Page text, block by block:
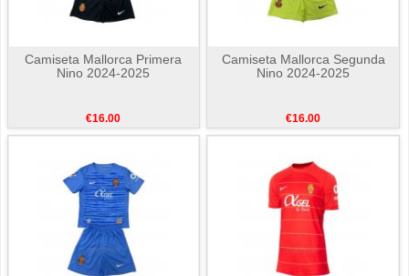
Camiseta Mallorca Primera
Nino 2024-2025
€16.00
Camiseta Mallorca Segunda
Nino 2024-2025
€16.00